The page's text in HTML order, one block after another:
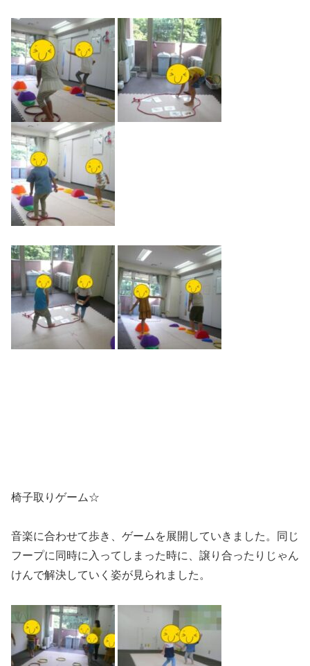
椅子取りゲーム☆
音楽に合わせて歩き、ゲームを展開していきました。同じ
フープに同時に入ってしまった時に、譲り合ったりじゃん
けんで解決していく姿が見られました。